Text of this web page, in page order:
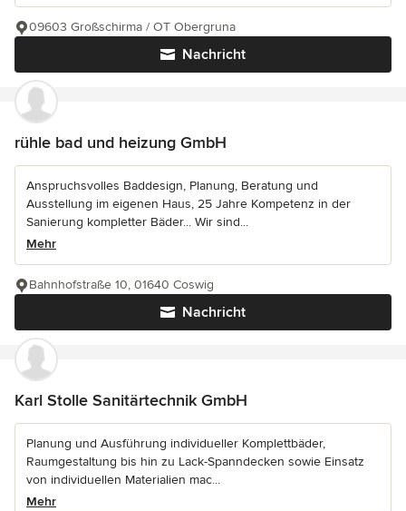
Nachricht
09603 Großschirma / OT Obergruna
rühle bad und heizung GmbH
Anspruchsvolles Baddesign, Planung, Beratung und
Ausstellung im eigenen Haus, 25 Jahre Kompetenz in der
Sanierung kompletter Bäder... Wir sind...
Mehr
Nachricht
Bahnhofstraße 10, 01640 Coswig
Karl Stolle Sanitärtechnik GmbH
Planung und Ausführung individueller Komplettbäder,
Raumgestaltung bis hin zu Lack-Spanndecken sowie Einsatz
von individuellen Materialien mac...
Mehr